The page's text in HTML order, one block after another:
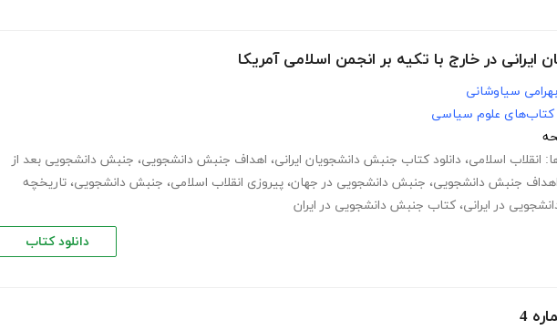
در خارج با تکیه بر انجمن اسلامی آمریکا
سیاوشانی
کتاب‌های علوم سیاسی
انقلاب اسلامی، دانلود کتاب جنبش دانشجویان ایرانی، اهداف جنبش دانشجویی، جنبش دانشجویی بعد از
اهداف جنبش دانشجویی، جنبش دانشجویی در جهان، پیروزی انقلاب اسلامی، جنبش دانشجویی، تاریخچه
در ایرانی، کتاب جنبش دانشجویی در ایران
دانلود کتاب
4